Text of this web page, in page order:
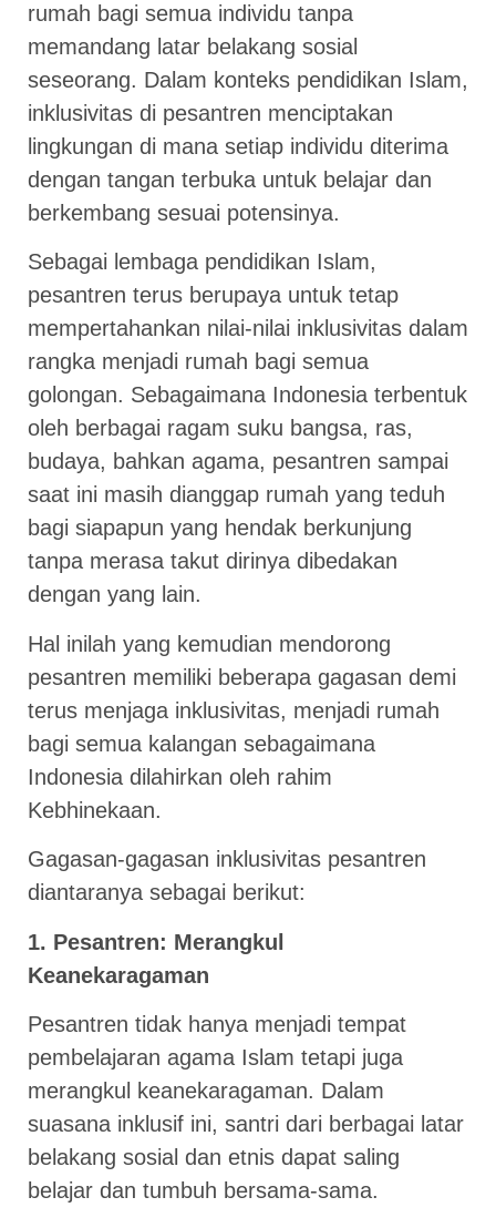
rumah bagi semua individu tanpa
memandang latar belakang sosial
seseorang. Dalam konteks pendidikan Islam,
inklusivitas di pesantren menciptakan
lingkungan di mana setiap individu diterima
dengan tangan terbuka untuk belajar dan
berkembang sesuai potensinya.
Sebagai lembaga pendidikan Islam,
pesantren terus berupaya untuk tetap
mempertahankan nilai-nilai inklusivitas dalam
rangka menjadi rumah bagi semua
golongan. Sebagaimana Indonesia terbentuk
oleh berbagai ragam suku bangsa, ras,
budaya, bahkan agama, pesantren sampai
saat ini masih dianggap rumah yang teduh
bagi siapapun yang hendak berkunjung
tanpa merasa takut dirinya dibedakan
dengan yang lain.
Hal inilah yang kemudian mendorong
pesantren memiliki beberapa gagasan demi
terus menjaga inklusivitas, menjadi rumah
bagi semua kalangan sebagaimana
Indonesia dilahirkan oleh rahim
Kebhinekaan.
Gagasan-gagasan inklusivitas pesantren
diantaranya sebagai berikut:
1. Pesantren: Merangkul
Keanekaragaman
Pesantren tidak hanya menjadi tempat
pembelajaran agama Islam tetapi juga
merangkul keanekaragaman. Dalam
suasana inklusif ini, santri dari berbagai latar
belakang sosial dan etnis dapat saling
belajar dan tumbuh bersama-sama.